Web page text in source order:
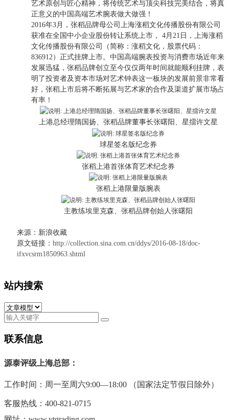
艺术原创与匠心精神，将传统艺术与顶尖科技完美结合，将真
正意义的中国高端艺术腕表做大做强！
2016年3月，张稻品牌母公司上海涨稻文化传播股份有限公司
获准在全国中小企业股份转让系统上市， 4月21日，上海涨稻
文化传播股份有限公司（简称：涨稻文化，股票代码：
836912）正式挂牌上市。中国高端腕表投资与消费市场近年来
发展迅猛，张稻品牌创立至今仅仅两年时间就能顺利挂牌，表
明了投资者及资本市场对艺术钟表这一板块的发展前景非常看
好，张稻上市后将不断拓展与艺术家的合作及渠道扩展市场占
有率！
上港总经理隋国扬、张稻品牌董事长张曙阳、星擂许文星
球星签名版纪念券
张稻上港首张体育艺术纪念券
张稻上港限量版腕表
主教练埃里克森、张稻品牌创始人张曙阳
来源：新浪收藏
原文链接： http://collection.sina.com.cn/ddys/2016-08-18/doc-
ifxvcsrm1850963.shtml
站内搜索
联系信息
源泰评级上海总部：
工作时间：周一至周六9:00—18:00 （国家法定节假日除外）
客服热线：400-821-0715